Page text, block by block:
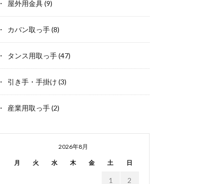
屋外用金具(9)
カバン取っ手(8)
タンス用取っ手(47)
引き手・手掛け (3)
産業用取っ手(2)
2026年8月
月 火 水 木 金 土 日
1 2